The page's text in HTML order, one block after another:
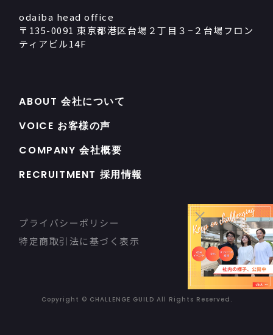
×
odaiba head office
〒135-0091 東京都港区台場２丁目３−２台場フロン
ティアビル14F
ABOUT 会社について
VOICE お客様の声
COMPANY 会社概要
RECRUITMENT 採用情報
プライバシーポリシー
特定商取引法に基づく表示
Copyright © CHALLENGE GUILD All Rights Reserved.